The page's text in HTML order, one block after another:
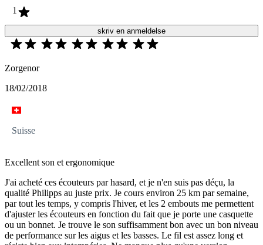
1
skriv en anmeldelse
Zorgenor
18/02/2018
Suisse
Excellent son et ergonomique
J'ai acheté ces écouteurs par hasard, et je n'en suis pas déçu, la
qualité Philipps au juste prix. Je cours environ 25 km par semaine,
par tout les temps, y compris l'hiver, et les 2 embouts me permettent
d'ajuster les écouteurs en fonction du fait que je porte une casquette
ou un bonnet. Je trouve le son suffisamment bon avec un bon niveau
de performance sur les aigus et les basses. Le fil est assez long et